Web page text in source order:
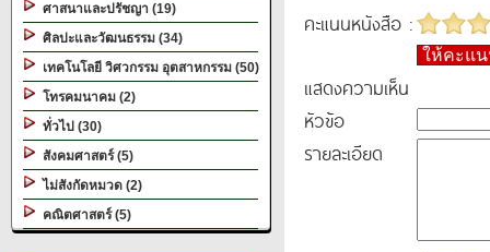
ศาสนาและปรัชญา (19)
ศิลปะและวัฒนธรรม (34)
เทคโนโลยี วิศวกรรม อุตสาหกรรม (50)
โทรคมนาคม (2)
ทั่วไป (30)
สังคมศาสตร์ (5)
ไม่สังกัดหมวด (2)
คณิตศาสตร์ (5)
คะแนนหนังสือ :
ให้คะแ
แสดงความเห็น
หัวข้อ
รายละเอียด